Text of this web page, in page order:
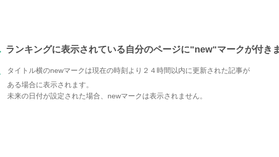
ランキングに表示されている自分のページに"new"マークが付きま
タイトル横のnewマークは現在の時刻より２４時間以内に更新された記事が
ある場合に表示されます。
未来の日付が設定された場合、newマークは表示されません。